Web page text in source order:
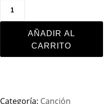
AÑADIR AL
CARRITO
Categoría: Canción